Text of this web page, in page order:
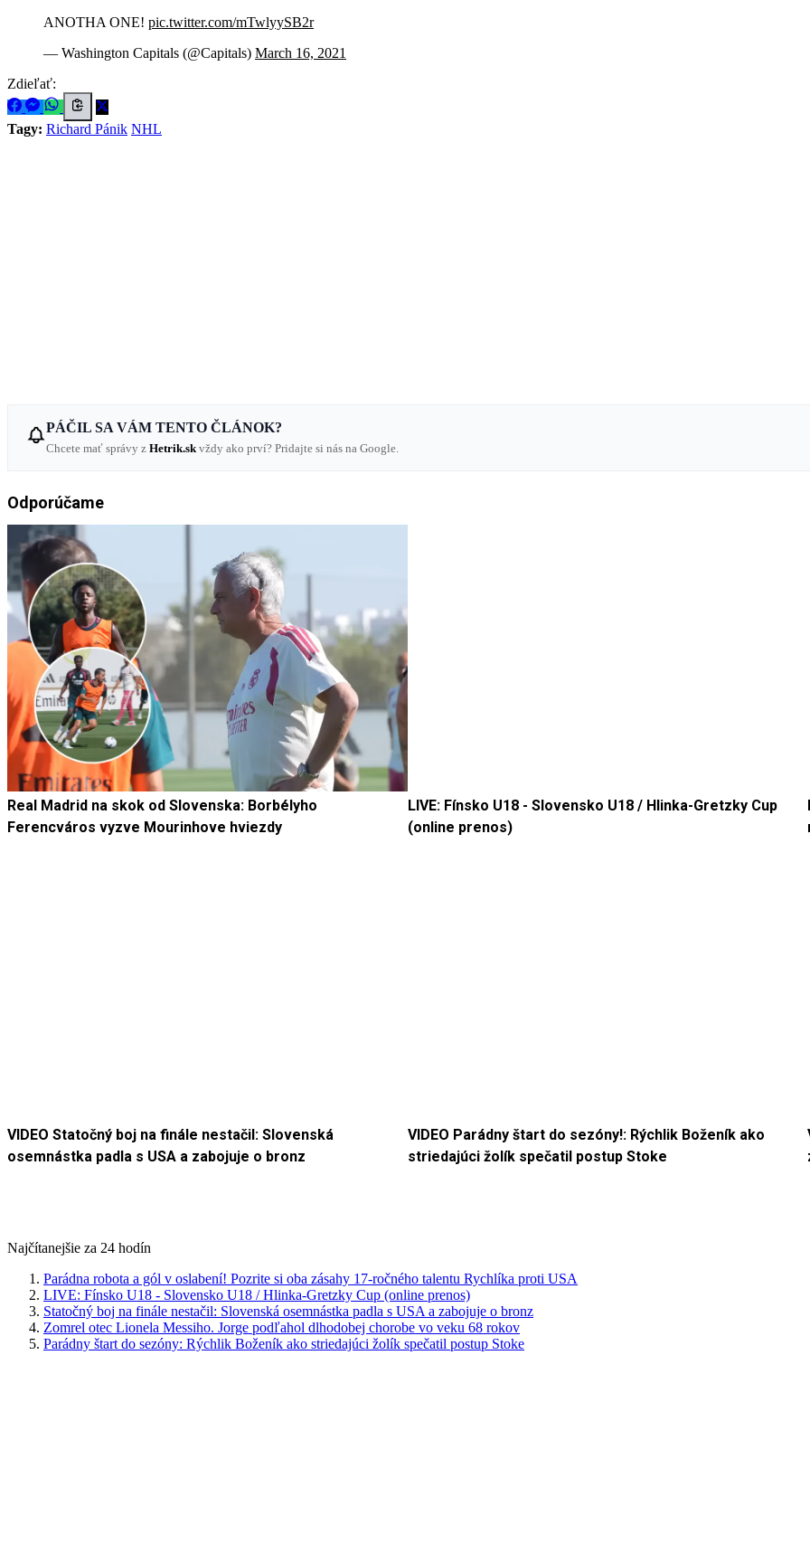
ANOTHA ONE! pic.twitter.com/mTwlyySB2r
— Washington Capitals (@Capitals) March 16, 2021
Zdieľať:
Tagy: Richard Pánik NHL
PÁČIL SA VÁM TENTO ČLÁNOK?
Chcete mať správy z Hetrik.sk vždy ako prví? Pridajte si nás na Google.
Odporúčame
Real Madrid na skok od Slovenska: Borbélyho
Ferencváros vyzve Mourinhove hviezdy
LIVE: Fínsko U18 - Slovensko U18 / Hlinka-Gretzky Cup
(online prenos)
VIDEO Statočný boj na finále nestačil: Slovenská
osemnástka padla s USA a zabojuje o bronz
VIDEO Parádny štart do sezóny!: Rýchlik Boženík ako
striedajúci žolík spečatil postup Stoke
Najčítanejšie za 24 hodín
Parádna robota a gól v oslabení! Pozrite si oba zásahy 17-ročného talentu Rychlíka proti USA
LIVE: Fínsko U18 - Slovensko U18 / Hlinka-Gretzky Cup (online prenos)
Statočný boj na finále nestačil: Slovenská osemnástka padla s USA a zabojuje o bronz
Zomrel otec Lionela Messiho. Jorge podľahol dlhodobej chorobe vo veku 68 rokov
Parádny štart do sezóny: Rýchlik Boženík ako striedajúci žolík spečatil postup Stoke